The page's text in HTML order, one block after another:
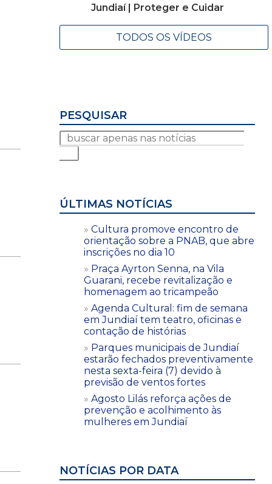
Jundiaí | Proteger e Cuidar
TODOS OS VÍDEOS
PESQUISAR
ÚLTIMAS NOTÍCIAS
Cultura promove encontro de
orientação sobre a PNAB, que abre
inscrições no dia 10
Praça Ayrton Senna, na Vila
Guarani, recebe revitalização e
homenagem ao tricampeão
Agenda Cultural: fim de semana
em Jundiaí tem teatro, oficinas e
contação de histórias
Parques municipais de Jundiaí
estarão fechados preventivamente
nesta sexta-feira (7) devido à
previsão de ventos fortes
Agosto Lilás reforça ações de
prevenção e acolhimento às
mulheres em Jundiaí
NOTÍCIAS POR DATA